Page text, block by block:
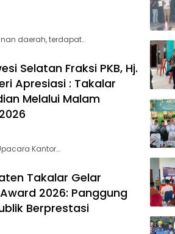
daerah, terdapat…
Selatan Fraksi PKB, Hj.
Apresiasi : Takalar
Melalui Malam
Kantor…
Takalar Gelar
2026: Panggung
Berprestasi